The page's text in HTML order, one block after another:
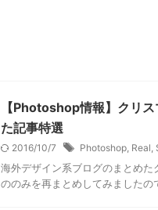
【Photoshop情報】クリ
た記事特選
2016/10/7 Photoshop, Real,
海外デザイン系ブログのまとめ
ののみを再まとめしてみましたの